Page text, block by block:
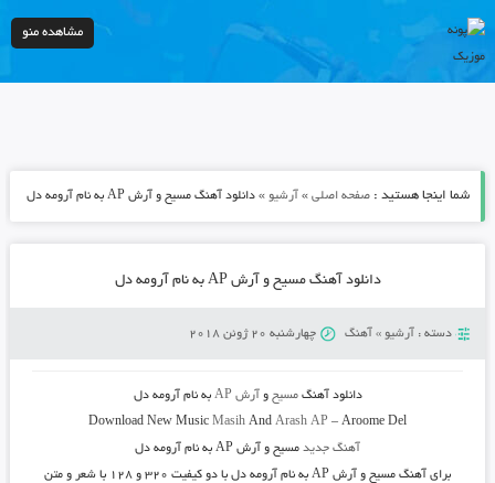
مشاهده منو
شما اینجا هستید : صفحه اصلی» آرشیو » دانلود آهنگ مسیح و آرش AP به نام آرومه دل
دانلود آهنگ مسیح و آرش AP به نام آرومه دل
دسته : آرشیو » آهنگ چهارشنبه 20 ژوئن 2018
دانلود آهنگمسیح و آرش AP به نام آرومه دل
Download New MusicMasih AndArash AP –Aroome Del
آهنگ جدیدمسیح و آرش AP به نام آرومه دل
برای آهنگ مسیح و آرش AP به نام آرومه دل با دو کیفیت ۳۲۰ و ۱۲۸ با شعر و متن